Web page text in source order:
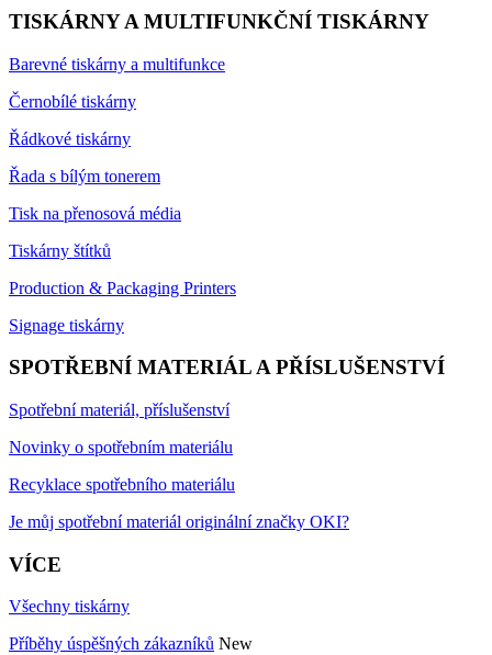
TISKÁRNY A MULTIFUNKČNÍ TISKÁRNY
Barevné tiskárny a multifunkce
Černobílé tiskárny
Řádkové tiskárny
Řada s bílým tonerem
Tisk na přenosová média
Tiskárny štítků
Production & Packaging Printers
Signage tiskárny
SPOTŘEBNÍ MATERIÁL A PŘÍSLUŠENSTVÍ
Spotřební materiál, příslušenství
Novinky o spotřebním materiálu
Recyklace spotřebního materiálu
Je můj spotřební materiál originální značky OKI?
VÍCE
Všechny tiskárny
Příběhy úspěšných zákazníků New